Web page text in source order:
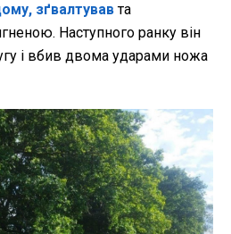
зґвалтувавта
Наступного ранку він
і вбив двома ударами ножа